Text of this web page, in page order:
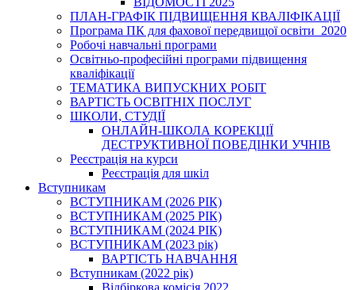
ПЛАН-ГРАФІК ПІДВИЩЕННЯ КВАЛІФІКАЦІЇ
Програма ПК для фахової передвищої освіти_2020
Робочі навчальні програми
Освітньо-професійні програми підвищення
кваліфікації
ТЕМАТИКА ВИПУСКНИХ РОБІТ
ВАРТІСТЬ ОСВІТНІХ ПОСЛУГ
ШКОЛИ, СТУДІЇ
ОНЛАЙН-ШКОЛА КОРЕКЦІЇ
ДЕСТРУКТИВНОЇ ПОВЕДІНКИ УЧНІВ
Реєстрація на курси
Реєстрація для шкіл
Вступникам
ВСТУПНИКАМ (2026 РІК)
ВСТУПНИКАМ (2025 РІК)
ВСТУПНИКАМ (2024 РІК)
ВСТУПНИКАМ (2023 рік)
ВАРТІСТЬ НАВЧАННЯ
Вступникам (2022 рік)
Відбіркова комісія 2022